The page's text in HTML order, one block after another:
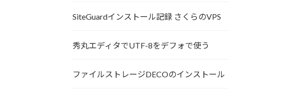
SiteGuardインストール記録 さくらのVPS
秀丸エディタでUTF-8をデフォで使う
ファイルストレージDECOのインストール